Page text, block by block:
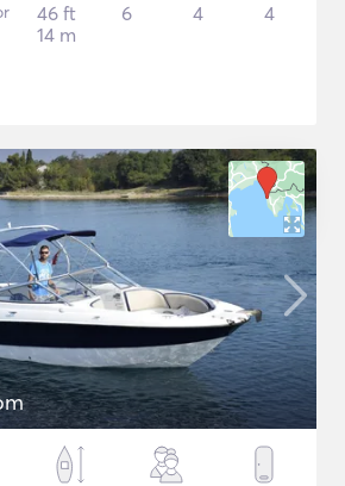
46 ft
14 m
6 4 4